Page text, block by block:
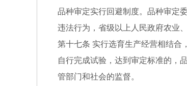
品种审定实行回避制度。品种审定
违法行为，省级以上人民政府农业
第十七条 实行选育生产经营相结合
自行完成试验，达到审定标准的，
管部门和社会的监督。